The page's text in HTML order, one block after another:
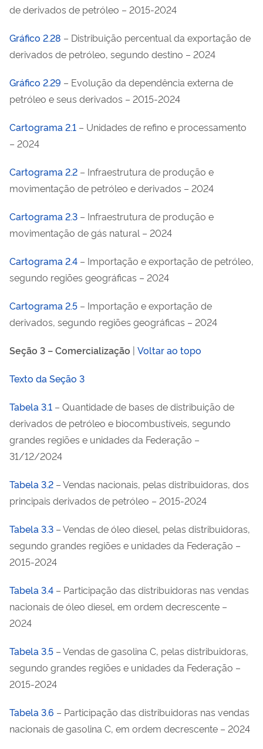
de derivados de petróleo – 2015-2024
Gráfico 2.28 – Distribuição percentual da exportação de
derivados de petróleo, segundo destino – 2024
Gráfico 2.29 – Evolução da dependência externa de
petróleo e seus derivados – 2015-2024
Cartograma 2.1 – Unidades de refino e processamento
– 2024
Cartograma 2.2 – Infraestrutura de produção e
movimentação de petróleo e derivados – 2024
Cartograma 2.3 – Infraestrutura de produção e
movimentação de gás natural – 2024
Cartograma 2.4 – Importação e exportação de petróleo,
segundo regiões geográficas – 2024
Cartograma 2.5 – Importação e exportação de
derivados, segundo regiões geográficas – 2024
Seção 3 – Comercialização | Voltar ao topo
Texto da Seção 3
Tabela 3.1 – Quantidade de bases de distribuição de
derivados de petróleo e biocombustíveis, segundo
grandes regiões e unidades da Federação –
31/12/2024
Tabela 3.2 – Vendas nacionais, pelas distribuidoras, dos
principais derivados de petróleo – 2015-2024
Tabela 3.3 – Vendas de óleo diesel, pelas distribuidoras,
segundo grandes regiões e unidades da Federação –
2015-2024
Tabela 3.4 – Participação das distribuidoras nas vendas
nacionais de óleo diesel, em ordem decrescente –
2024
Tabela 3.5 – Vendas de gasolina C, pelas distribuidoras,
segundo grandes regiões e unidades da Federação –
2015-2024
Tabela 3.6 – Participação das distribuidoras nas vendas
nacionais de gasolina C, em ordem decrescente – 2024